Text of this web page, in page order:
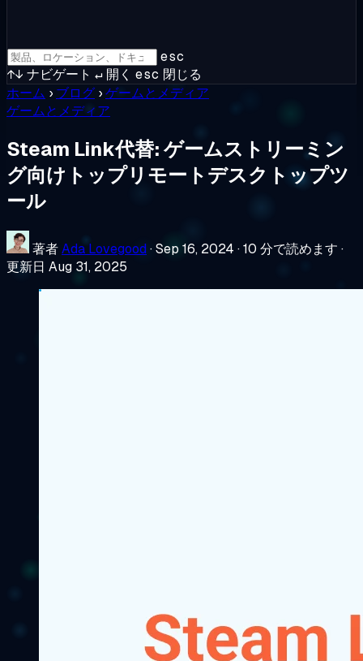
esc
↑↓ ナビゲート ↵ 開く esc 閉じる
ホーム › ブログ ›ゲームとメディア
ゲームとメディア
Steam Link代替: ゲームストリーミン
グ向けトップリモートデスクトップツ
ール
著者Ada Lovegood·Sep 16, 2024 ·10 分で読めます ·
更新日 Aug 31, 2025